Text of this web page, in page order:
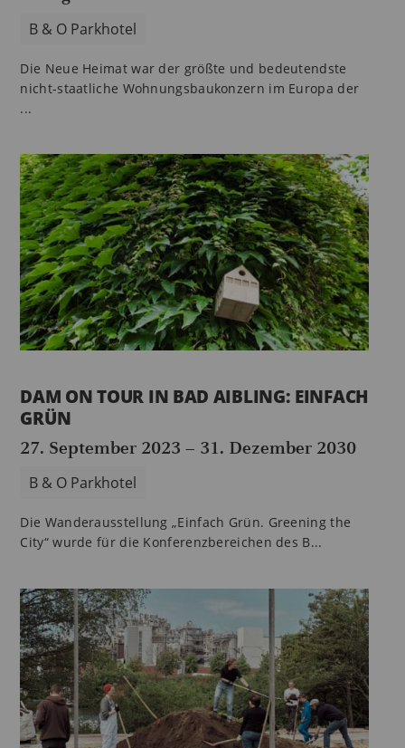
B & O Parkhotel
Die Neue Heimat war der größte und bedeutendste
nicht-staatliche Wohnungsbaukonzern im Europa der
...
DAM ON TOUR IN BAD AIBLING: EINFACH
GRÜN
27. September 2023 – 31. Dezember 2030
B & O Parkhotel
Die Wanderausstellung „Einfach Grün. Greening the
City“ wurde für die Konferenzbereichen des B...